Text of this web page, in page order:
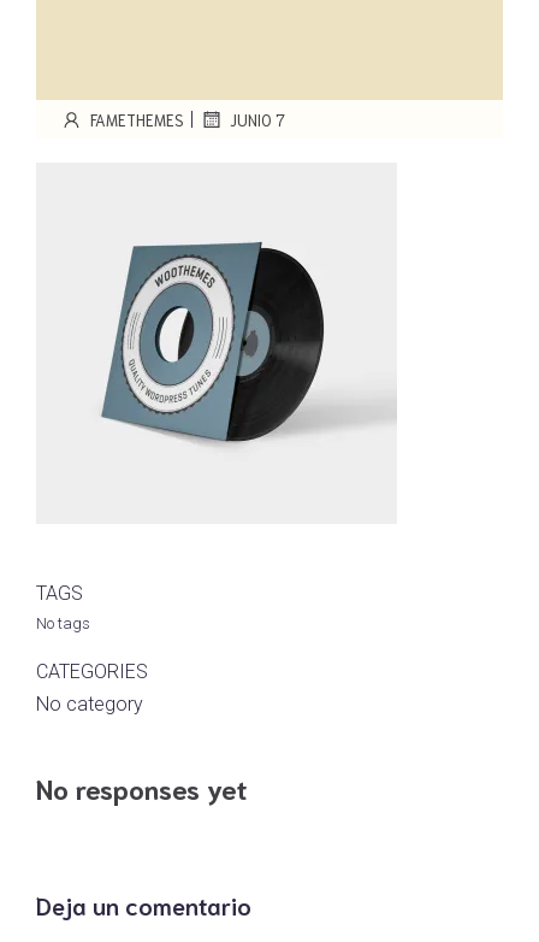
FAMETHEMES | JUNIO 7
TAGS
No tags
CATEGORIES
No category
No responses yet
Deja un comentario